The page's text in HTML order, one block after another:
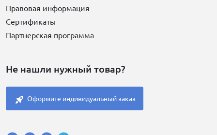
Правовая информация
Сертификаты
Партнерская программа
Не нашли нужный товар?
Оформите индивидуальный заказ